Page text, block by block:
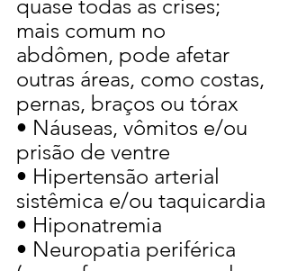
quase todas as crises;
mais comum no
abdômen, pode afetar
outras áreas, como costas,
pernas, braços ou tórax
• Náuseas, vômitos e/ou
prisão de ventre
• Hipertensão arterial
sistêmica e/ou taquicardia
• Hiponatremia
• Neuropatia periférica